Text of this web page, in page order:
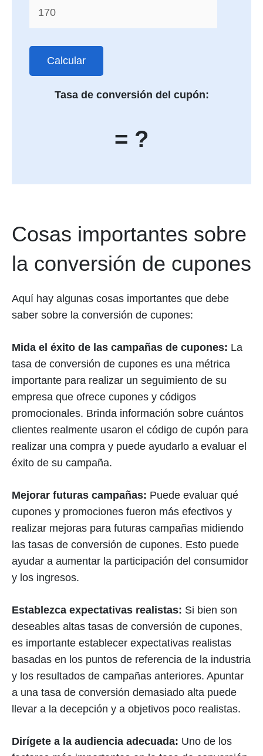
Calcular
Tasa de conversión del cupón:
= ?
Cosas importantes sobre
la conversión de cupones
Aquí hay algunas cosas importantes que debe
saber sobre la conversión de cupones:
Mida el éxito de las campañas de cupones: La
tasa de conversión de cupones es una métrica
importante para realizar un seguimiento de su
empresa que ofrece cupones y códigos
promocionales. Brinda información sobre cuántos
clientes realmente usaron el código de cupón para
realizar una compra y puede ayudarlo a evaluar el
éxito de su campaña.
Mejorar futuras campañas: Puede evaluar qué
cupones y promociones fueron más efectivos y
realizar mejoras para futuras campañas midiendo
las tasas de conversión de cupones. Esto puede
ayudar a aumentar la participación del consumidor
y los ingresos.
Establezca expectativas realistas: Si bien son
deseables altas tasas de conversión de cupones,
es importante establecer expectativas realistas
basadas en los puntos de referencia de la industria
y los resultados de campañas anteriores. Apuntar
a una tasa de conversión demasiado alta puede
llevar a la decepción y a objetivos poco realistas.
Dirígete a la audiencia adecuada: Uno de los